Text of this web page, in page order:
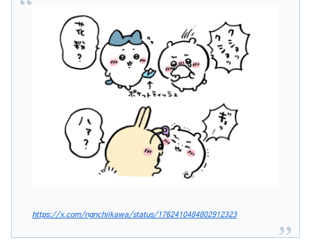
https://x.com/ngnchiikawa/status/1762410484802912323